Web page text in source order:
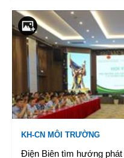
KH-CN MÔI TRƯỜNG
Điện Biên tìm hướng